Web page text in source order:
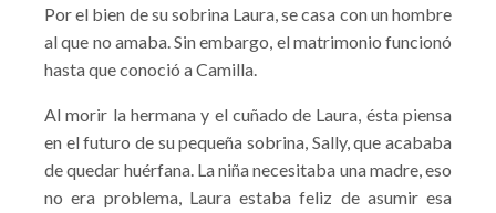
Por el bien de su sobrina Laura, se casa con un hombre
al que no amaba. Sin embargo, el matrimonio funcionó
hasta que conoció a Camilla.
Al morir la hermana y el cuñado de Laura, ésta piensa
en el futuro de su pequeña sobrina, Sally, que acababa
de quedar huérfana. La niña necesitaba una madre, eso
no era problema, Laura estaba feliz de asumir esa